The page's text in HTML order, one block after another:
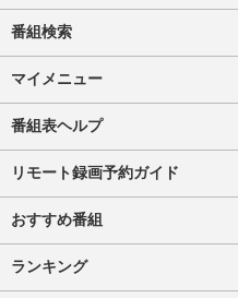
番組検索
マイメニュー
番組表ヘルプ
リモート録画予約ガイド
おすすめ番組
ランキング